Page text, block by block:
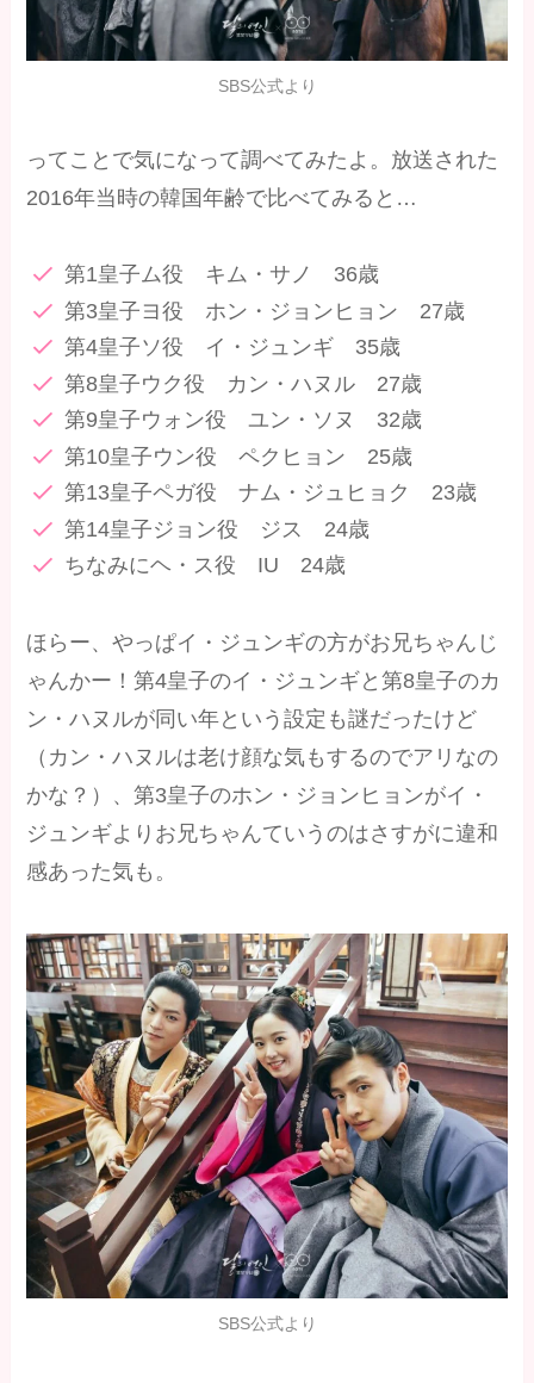
SBS公式より
ってことで気になって調べてみたよ。放送された
2016年当時の韓国年齢で比べてみると…
第1皇子ム役 キム・サノ 36歳
第3皇子ヨ役 ホン・ジョンヒョン 27歳
第4皇子ソ役 イ・ジュンギ 35歳
第8皇子ウク役 カン・ハヌル 27歳
第9皇子ウォン役 ユン・ソヌ 32歳
第10皇子ウン役 ペクヒョン 25歳
第13皇子ペガ役 ナム・ジュヒョク 23歳
第14皇子ジョン役 ジス 24歳
ちなみにヘ・ス役 IU 24歳
ほらー、やっぱイ・ジュンギの方がお兄ちゃんじ
ゃんかー！第4皇子のイ・ジュンギと第8皇子のカ
ン・ハヌルが同い年という設定も謎だったけど
（カン・ハヌルは老け顔な気もするのでアリなの
かな？）、第3皇子のホン・ジョンヒョンがイ・
ジュンギよりお兄ちゃんていうのはさすがに違和
感あった気も。
SBS公式より